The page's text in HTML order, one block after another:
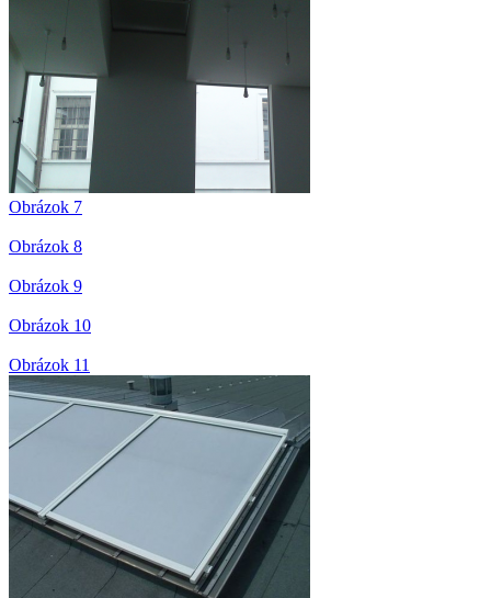
Obrázok 7
Obrázok 8
Obrázok 9
Obrázok 10
Obrázok 11